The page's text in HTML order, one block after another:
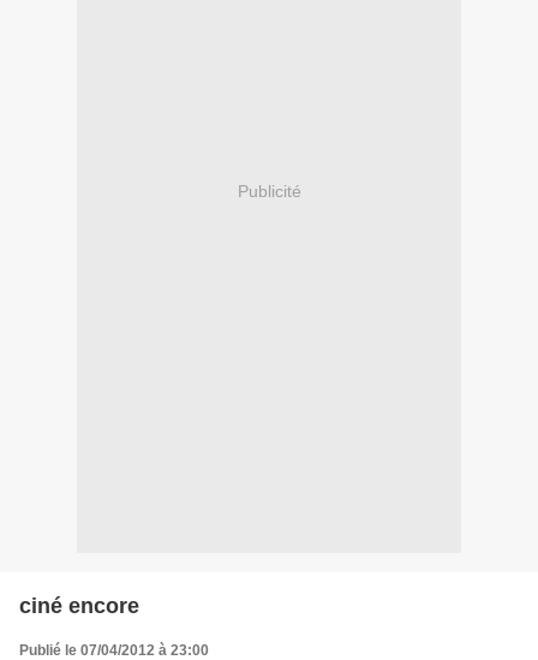
Publicité
ciné encore
Publié le 07/04/2012 à 23:00